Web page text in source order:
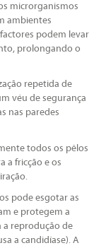
microrganismos
ambientes
podem levar
prolongando o
repetida de
véu de segurança
nas paredes
todos os pêlos
a fricção e os
pode esgotar as
e protegem a
a reprodução de
a candidíase). A